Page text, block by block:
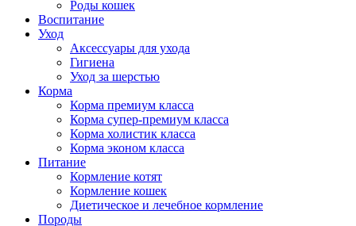
Роды кошек
Воспитание
Уход
Аксессуары для ухода
Гигиена
Уход за шерстью
Корма
Корма премиум класса
Корма супер-премиум класса
Корма холистик класса
Корма эконом класса
Питание
Кормление котят
Кормление кошек
Диетическое и лечебное кормление
Породы